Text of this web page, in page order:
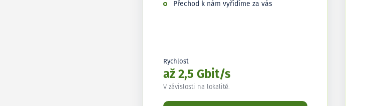
Přechod k nám vyřídíme za vás
Rychlost
až 2,5 Gbit/s
V závislosti na lokalitě.